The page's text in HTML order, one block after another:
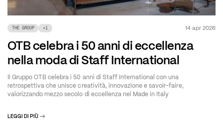
THE GROUP +1 14 apr 2026
OTB celebra i 50 anni di eccellenza
nella moda di Staff International
Il Gruppo OTB celebra i 50 anni di Staff International con una
retrospettiva che unisce creatività, innovazione e savoir-faire,
valorizzando mezzo secolo di eccellenza nel Made in Italy
LEGGI DI PIÙ